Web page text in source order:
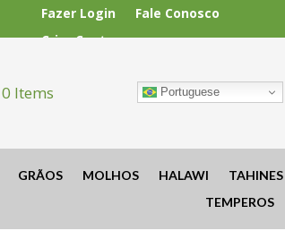
Fazer Login
Fale Conosco
Criar Conta
0 Items Portuguese
GRÃOS MOLHOS HALAWI TAHINES
TEMPEROS